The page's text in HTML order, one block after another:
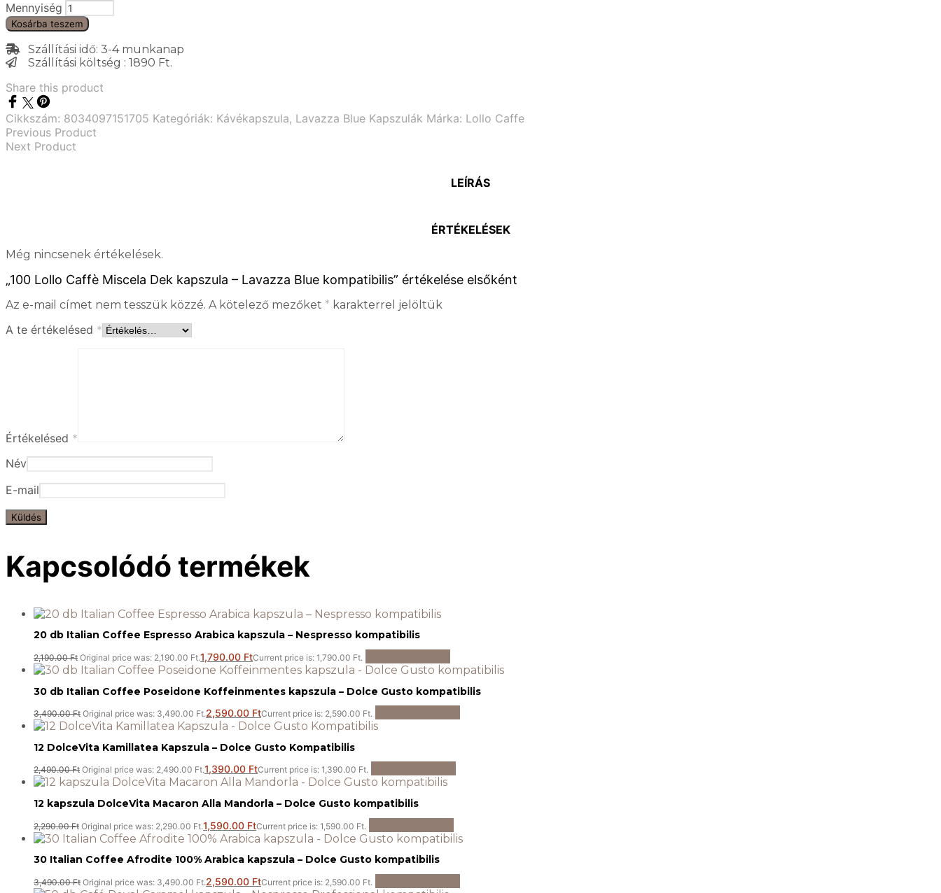
Mennyiség
Kosárba teszem
Szállítási idő: 3-4 munkanap
Szállítási költség : 1890 Ft.
Share this product
Cikkszám: 8034097151705 Kategóriák: Kávékapszula, Lavazza Blue Kapszulák Márka: Lollo Caffe
Previous Product
Next Product
LEÍRÁS
ÉRTÉKELÉSEK
Még nincsenek értékelések.
„100 Lollo Caffè Miscela Dek kapszula – Lavazza Blue kompatibilis” értékelése elsőként
Az e-mail címet nem tesszük közzé. A kötelező mezőket * karakterrel jelöltük
A te értékelésed *
Értékelésed *
Név
E-mail
Kapcsolódó termékek
20 db Italian Coffee Espresso Arabica kapszula – Nespresso kompatibilis
2,190.00Ft Original price was: 2,190.00 Ft.1,790.00 FtCurrent price is: 1,790.00 Ft.
30 db Italian Coffee Poseidone Koffeinmentes kapszula – Dolce Gusto kompatibilis
3,490.00Ft Original price was: 3,490.00 Ft.2,590.00 FtCurrent price is: 2,590.00 Ft.
12 DolceVita Kamillatea Kapszula – Dolce Gusto Kompatibilis
2,490.00Ft Original price was: 2,490.00 Ft.1,390.00 FtCurrent price is: 1,390.00 Ft.
12 kapszula DolceVita Macaron Alla Mandorla – Dolce Gusto kompatibilis
2,290.00Ft Original price was: 2,290.00 Ft.1,590.00 FtCurrent price is: 1,590.00 Ft.
30 Italian Coffee Afrodite 100% Arabica kapszula – Dolce Gusto kompatibilis
3,490.00Ft Original price was: 3,490.00 Ft.2,590.00 FtCurrent price is: 2,590.00 Ft.